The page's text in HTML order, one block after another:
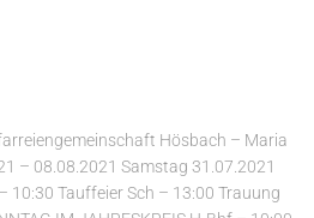
Hösbach – Maria
– 08.08.2021 Samstag 31.07.2021
10:30 Tauffeier Sch – 13:00 Trauung